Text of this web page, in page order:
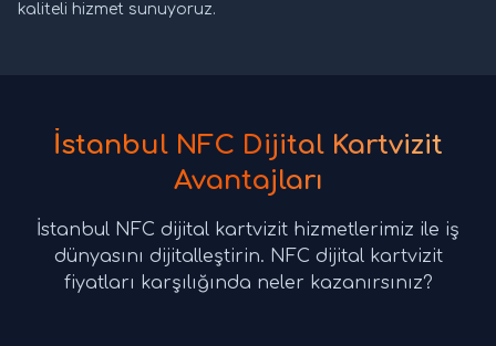
kaliteli hizmet sunuyoruz.
İstanbul NFC Dijital Kartvizit
Avantajları
İstanbul NFC dijital kartvizit hizmetlerimiz ile iş
dünyasını dijitalleştirin. NFC dijital kartvizit
fiyatları karşılığında neler kazanırsınız?